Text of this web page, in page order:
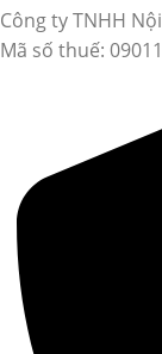
Công ty TNHH
Mã số thuế: